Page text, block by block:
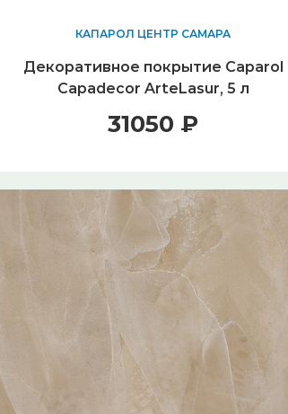
КАПАРОЛ ЦЕНТР САМАРА
Декоративное покрытие Caparol
Capadecor ArteLasur, 5 л
31050 ₽